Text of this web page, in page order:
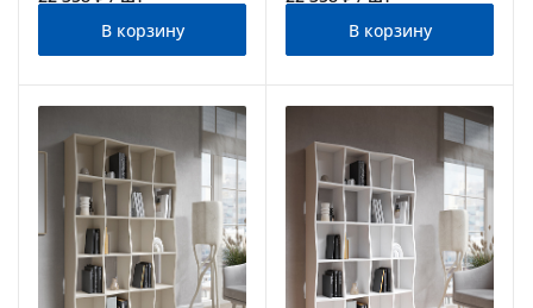
В корзину
В корзину